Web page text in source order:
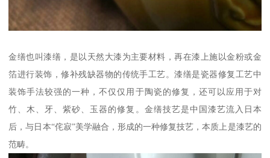
金缮也叫漆缮，是以天然大漆为主要材料，再在漆上施以金粉或金
箔进行装饰，修补残缺器物的传统手工艺。漆缮是瓷器修复工艺中
装饰手法较强的一种，不仅仅用于陶瓷的修复，还可以应用于对
竹、木、牙、紫砂、玉器的修复。金缮技艺是中国漆艺流入日本
后，与日本“侘寂”美学融合，形成的一种修复技艺，本质上是漆艺的
范畴。